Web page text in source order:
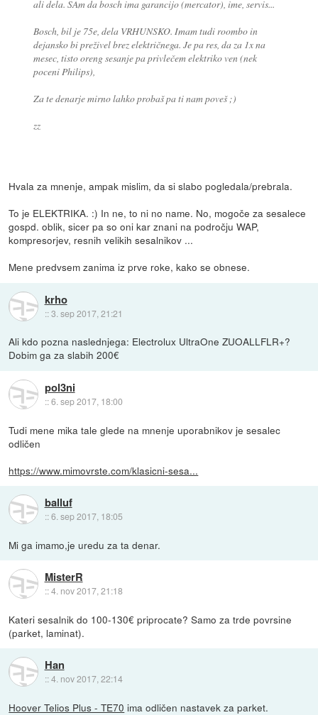
ali dela. SAm da bosch ima garancijo (mercator), ime, servis...
Bosch, bil je 75e, dela VRHUNSKO. Imam tudi roombo in
dejansko bi preživel brez električnega. Je pa res, da za 1x na
mesec, tisto oreng sesanje pa privlečem elektriko ven (nek
poceni Philips),
Za te denarje mirno lahko probaš pa ti nam poveš ;)
zz
Hvala za mnenje, ampak mislim, da si slabo pogledala/prebrala.
To je ELEKTRIKA. :) In ne, to ni no name. No, mogoče za sesalece
gospd. oblik, sicer pa so oni kar znani na področju WAP,
kompresorjev, resnih velikih sesalnikov ...
Mene predvsem zanima iz prve roke, kako se obnese.
krho
::3. sep 2017, 21:21
Ali kdo pozna naslednjega: Electrolux UltraOne ZUOALLFLR+?
Dobim ga za slabih 200€
pol3ni
::6. sep 2017, 18:00
Tudi mene mika tale glede na mnenje uporabnikov je sesalec
odličen
https://www.mimovrste.com/klasicni-sesa...
balluf
::6. sep 2017, 18:05
Mi ga imamo,je uredu za ta denar.
MisterR
::4. nov 2017, 21:18
Kateri sesalnik do 100-130€ priprocate? Samo za trde povrsine
(parket, laminat).
Han
::4. nov 2017, 22:14
Hoover Telios Plus - TE70 ima odličen nastavek za parket.